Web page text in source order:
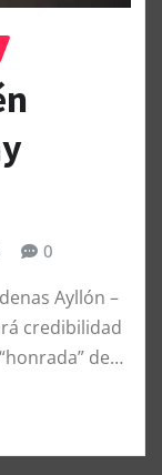
0
Ayllón –
credibilidad
de…